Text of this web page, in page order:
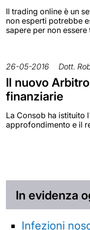
Il trading online è un
non esperti potrebbe
sapere per non essere
26-05-2016 Dott.
Il nuovo
finanziarie
La Consob ha istituito
approfondimento e il
In evidenza
Infezioni